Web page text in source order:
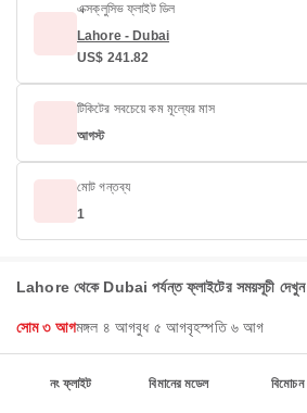
এক্সক্লুসিভ ফ্লাইট ডিল
Lahore - Dubai
US$ 241.82
টিকিটের সবচেয়ে কম মূল্যের মাস
আগস্ট
মোট গন্তব্য
1
Lahore থেকে Dubai পর্যন্ত ফ্লাইটের সময়সূচী দেখুন
সোম ৩ আগমঙ্গল ৪ আগবুধ ৫ আগবৃহস্পতি ৬ আগ
নং ফ্লাইট বিমানের মডেল বিমোচন